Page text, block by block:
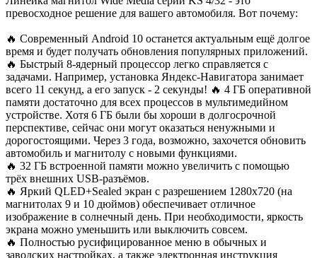
превосходное решение для вашего автомобиля. Вот почему:
🔥 Современный Android 10 останется актуальным ещё долгое
время и будет получать обновления популярных приложений.
🔥 Быстрый 8-ядерный процессор легко справляется с
задачами. Например, установка Яндекс-Навигатора занимает
всего 11 секунд, а его запуск - 2 секунды! 🔥 4 ГБ оперативной
памяти достаточно для всех процессов в мультимедийном
устройстве. Хотя 6 ГБ были бы хороши в долгосрочной
перспективе, сейчас они могут оказаться ненужными и
дорогостоящими. Через 3 года, возможно, захочется обновить
автомобиль и магнитолу с новыми функциями.
🔥 32 ГБ встроенной памяти можно увеличить с помощью
трёх внешних USB-разъёмов.
🔥 Яркий QLED+Sealed экран с разрешением 1280x720 (на
магнитолах 9 и 10 дюймов) обеспечивает отличное
изображение в солнечный день. При необходимости, яркость
экрана можно уменьшить или выключить совсем.
🔥 Полностью русифицированное меню в обычных и
заводских настройках, а также электронная инструкция